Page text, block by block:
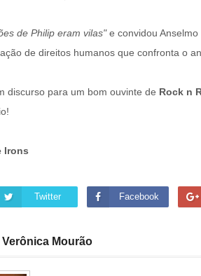
de Philip eram vilas"e convidou
de direitos humanos que confronta o
discurso para um bom ouvinte de Rock n
Irons
Twitter Facebook
Mourão